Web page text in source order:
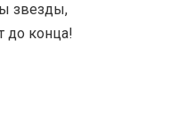
звезды,
до конца!